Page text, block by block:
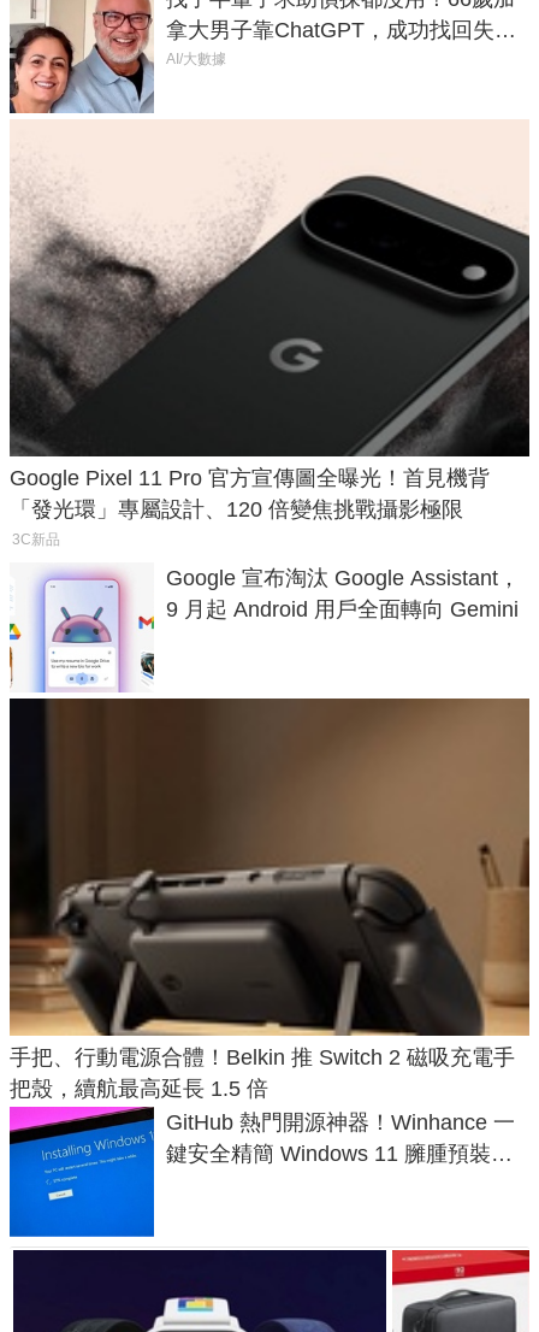
拿大男子靠ChatGPT，成功找回失散
50年家人
AI/大數據
Google Pixel 11 Pro 官方宣傳圖全曝光！首見機背
「發光環」專屬設計、120 倍變焦挑戰攝影極限
3C新品
Google 宣布淘汰 Google Assistant，
9 月起 Android 用戶全面轉向 Gemini
手把、行動電源合體！Belkin 推 Switch 2 磁吸充電手
把殼，續航最高延長 1.5 倍
GitHub 熱門開源神器！Winhance 一
鍵安全精簡 Windows 11 臃腫預裝軟